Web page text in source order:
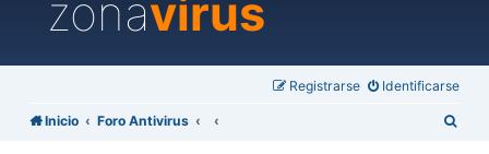
zonavirus
Identificarse
Registrarse
Inicio Foro Antivirus